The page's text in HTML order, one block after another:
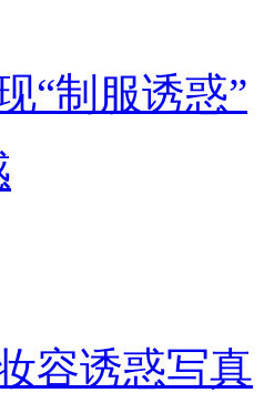
“制服诱惑”
容诱惑写真